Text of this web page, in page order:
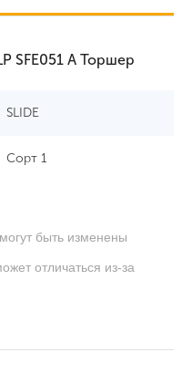
SFE051 A Торшер
SLIDE
Сорт 1
быть изменены
отличаться из-за